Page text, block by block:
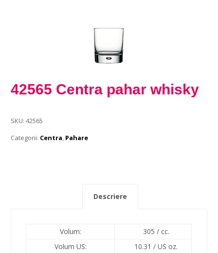
42565 Centra pahar whisky
SKU:42565
Categorii: Centra, Pahare
Descriere
Volum: 305 / cc.
Volum US:
10.31 /US oz.